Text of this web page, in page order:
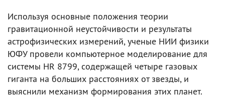
Используя основные положения теории
гравитационной неустойчивости и результаты
астрофизических измерений, ученые НИИ физики
ЮФУ провели компьютерное моделирование для
системы HR 8799, содержащей четыре газовых
гиганта на больших расстояниях от звезды, и
выяснили механизм формирования этих планет.